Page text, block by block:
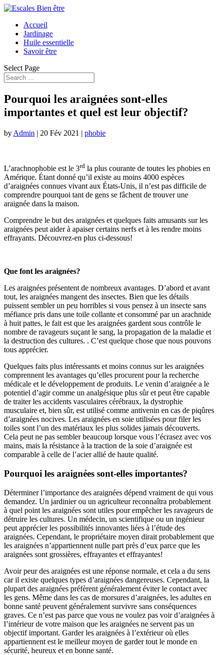
Accueil
Jardinage
Huile essentielle
Savoir être
Select Page
Pourquoi les araignées sont-elles
importantes et quel est leur objectif?
by Admin | 20 Fév 2021 | phobie
L’arachnophobie est le 3rd la plus courante de toutes les phobies en
Amérique. Étant donné qu’il existe au moins 4000 espèces
d’araignées connues vivant aux États-Unis, il n’est pas difficile de
comprendre pourquoi tant de gens se fâchent de trouver une
araignée dans la maison.
Comprendre le but des araignées et quelques faits amusants sur les
araignées peut aider à apaiser certains nerfs et à les rendre moins
effrayants. Découvrez-en plus ci-dessous!
Que font les araignées?
Les araignées présentent de nombreux avantages. D’abord et avant
tout, les araignées mangent des insectes. Bien que les détails
puissent sembler un peu horribles si vous pensez à un insecte sans
méfiance pris dans une toile collante et consommé par un arachnide
à huit pattes, le fait est que les araignées gardent sous contrôle le
nombre de ravageurs suçant le sang, la propagation de la maladie et
la destruction des cultures. . C’est quelque chose que nous pouvons
tous apprécier.
Quelques faits plus intéressants et moins connus sur les araignées
comprennent les avantages qu’elles procurent pour la recherche
médicale et le développement de produits. Le venin d’araignée a le
potentiel d’agir comme un analgésique plus sûr et peut être capable
de traiter les accidents vasculaires cérébraux, la dystrophie
musculaire et, bien sûr, est utilisé comme antivenin en cas de piqûres
d’araignées nocives. Les araignées en soie utilisées pour filer les
toiles sont l’un des matériaux les plus solides jamais découverts.
Cela peut ne pas sembler beaucoup lorsque vous l’écrasez avec vos
mains, mais la résistance à la traction de la soie d’araignée est
comparable à celle de l’acier allié de haute qualité.
Pourquoi les araignées sont-elles importantes?
Déterminer l’importance des araignées dépend vraiment de qui vous
demandez. Un jardinier ou un agriculteur reconnaîtra probablement
à quel point les araignées sont utiles pour empêcher les ravageurs de
détruire les cultures. Un médecin, un scientifique ou un ingénieur
peut apprécier les possibilités innovantes liées à l’étude des
araignées. Cependant, le propriétaire moyen dirait probablement que
les araignées n’appartiennent nulle part près d’eux parce que les
araignées sont grossières, effrayantes et effrayantes!
Avoir peur des araignées est une réponse normale, et cela a du sens
car il existe quelques types d’araignées dangereuses. Cependant, la
plupart des araignées préfèrent généralement éviter le contact avec
les gens. Même dans les cas de morsures d’araignées, les adultes en
bonne santé peuvent généralement survivre sans conséquences
graves. Ce n’est pas parce que vous ne voulez pas voir d’araignées à
l’intérieur de votre maison que les araignées ne servent pas un
objectif important. Garder les araignées à l’extérieur où elles
appartiennent est le meilleur moyen de garder tout le monde en
sécurité, heureux et en bonne santé.